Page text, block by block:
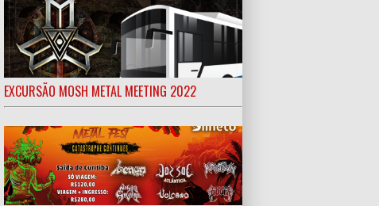
EXCURSÃO MOSH METAL MEETING 2022